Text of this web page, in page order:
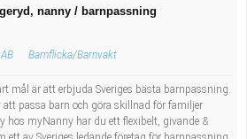
nanny / barnpassning
Barnflicka/Barnvakt
mål är att erbjuda Sveriges bästa barnpassning.
att passa barn och göra skillnad för familjer
hos myNanny har du ett flexibelt, givande &